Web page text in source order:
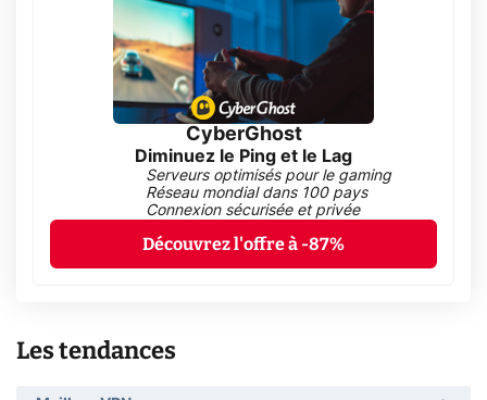
CyberGhost
Diminuez le Ping et le Lag
Serveurs optimisés pour le gaming
Réseau mondial dans 100 pays
Connexion sécurisée et privée
Découvrez l'offre à -87%
Les tendances